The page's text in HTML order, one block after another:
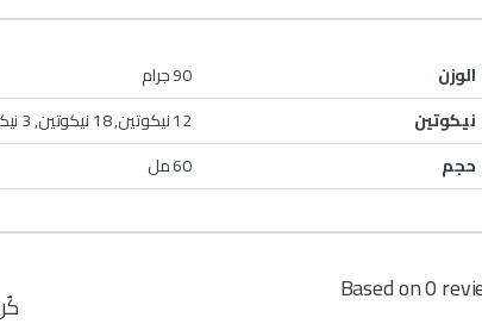
الوزن
90 جرام
نيكوتين
12 نيكوتين, 18 نيكوتين, 3 نيكوتين, 6 نيكوتين
حجم
60 مل
Based on 0